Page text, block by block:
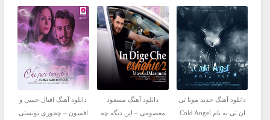
دانلود آهنگ جدید مونا تی
ان تی به نام Cold Angel
دانلود آهنگ مسعود
معصومی – این دیگه چه
دانلود آهنگ اقبال حبیبی و
افسون – چجوری تونستی